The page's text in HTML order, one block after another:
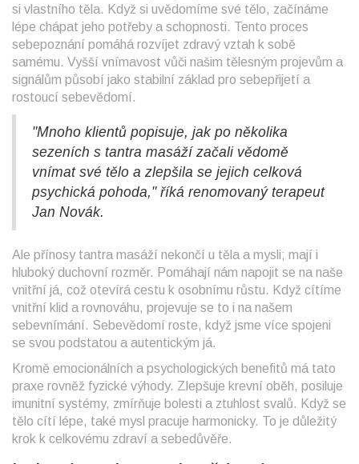
si vlastního těla. Když si uvědomíme své tělo, začínáme
lépe chápat jeho potřeby a schopnosti. Tento proces
sebepoznání pomáhá rozvíjet zdravý vztah k sobě
samému. Vyšší vnímavost vůči našim tělesným projevům a
signálům působí jako stabilní základ pro sebepřijetí a
rostoucí sebevědomí.
"Mnoho klientů popisuje, jak po několika
sezeních s tantra masáží začali vědomě
vnímat své tělo a zlepšila se jejich celková
psychická pohoda," říká renomovaný terapeut
Jan Novák.
Ale přínosy tantra masáží nekončí u těla a mysli; mají i
hluboký duchovní rozměr. Pomáhají nám napojit se na naše
vnitřní já, což otevírá cestu k osobnímu růstu. Když cítíme
vnitřní klid a rovnováhu, projevuje se to i na našem
sebevnímání. Sebevědomí roste, když jsme více spojeni
se svou podstatou a autentickým já.
Kromě emocionálních a psychologických benefitů má tato
praxe rovněž fyzické výhody. Zlepšuje krevní oběh, posiluje
imunitní systémy, zmírňuje bolesti a ztuhlost svalů. Když se
tělo cítí lépe, také mysl pracuje harmonicky. To je důležitý
krok k celkovému zdraví a sebedůvěře.